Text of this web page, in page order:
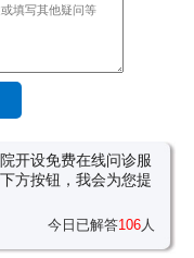
开设免费在线问诊服
方按钮，我会为您提
今日已解答106人